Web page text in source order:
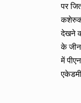
पर
देखने
के
में